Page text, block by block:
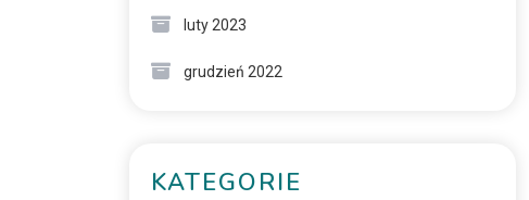
luty 2023
grudzień 2022
KATEGORIE